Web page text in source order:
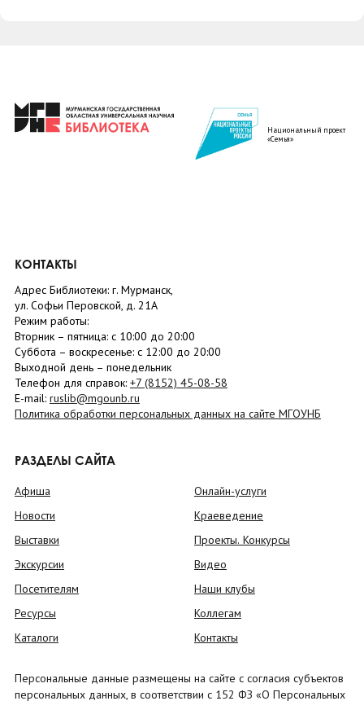
Национальный проект
«Семья»
КОНТАКТЫ
Адрес Библиотеки: г. Мурманск,
ул. Софьи Перовской, д. 21А
Режим работы:
Вторник – пятница: с 10:00 до 20:00
Суббота – воскресенье: c 12:00 до 20:00
Выходной день – понедельник
Телефон для справок: +7 (8152) 45-08-58
E-mail: ruslib@mgounb.ru
Политика обработки персональных данных на сайте МГОУНБ
РАЗДЕЛЫ САЙТА
Афиша
Новости
Выставки
Экскурсии
Посетителям
Ресурсы
Каталоги
Онлайн-услуги
Краеведение
Проекты. Конкурсы
Видео
Наши клубы
Коллегам
Контакты
Персональные данные размещены на сайте с согласия субъектов
персональных данных, в соответствии с 152 ФЗ «О Персональных